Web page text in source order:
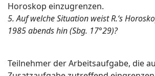
Horoskop einzugrenzen.
5. Auf welche Situation weist R.‘s
1985 abends hin (Sbg. 17°29)?
Teilnehmer der Arbeitsaufgabe, die